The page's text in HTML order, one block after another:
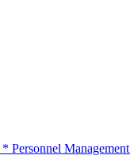
* Personnel Management